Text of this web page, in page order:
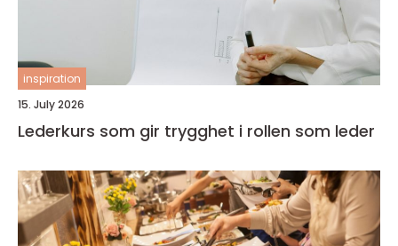
inspiration
15. July 2026
Lederkurs som gir trygghet i rollen som leder